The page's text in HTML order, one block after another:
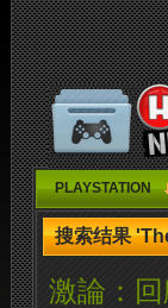
PLAYSTATION
搜索结果
激論：